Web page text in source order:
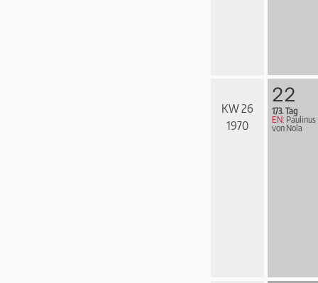
KW 26
1970
22
173. Tag
EN: Paulinus
von Nola